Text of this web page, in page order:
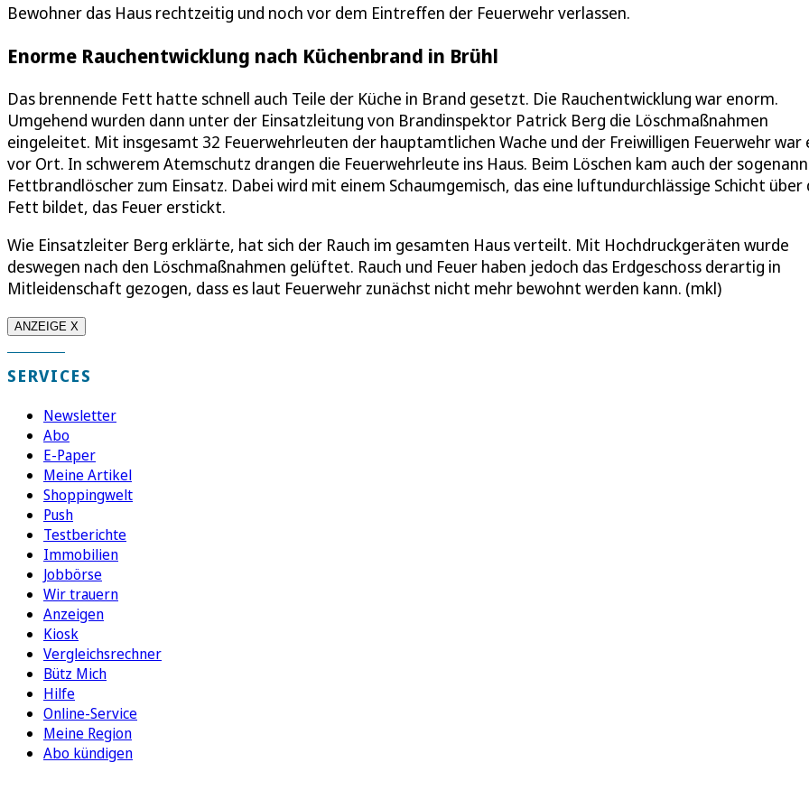
Bewohner das Haus rechtzeitig und noch vor dem Eintreffen der Feuerwehr verlassen.
Enorme Rauchentwicklung nach Küchenbrand in Brühl
Das brennende Fett hatte schnell auch Teile der Küche in Brand gesetzt. Die Rauchentwicklung war enorm.
Umgehend wurden dann unter der Einsatzleitung von Brandinspektor Patrick Berg die Löschmaßnahmen
eingeleitet. Mit insgesamt 32 Feuerwehrleuten der hauptamtlichen Wache und der Freiwilligen Feuerwehr war
vor Ort. In schwerem Atemschutz drangen die Feuerwehrleute ins Haus. Beim Löschen kam auch der
Fettbrandlöscher zum Einsatz. Dabei wird mit einem Schaumgemisch, das eine luftundurchlässige Schicht über
Fett bildet, das Feuer erstickt.
Wie Einsatzleiter Berg erklärte, hat sich der Rauch im gesamten Haus verteilt. Mit Hochdruckgeräten wurde
deswegen nach den Löschmaßnahmen gelüftet. Rauch und Feuer haben jedoch das Erdgeschoss derartig in
Mitleidenschaft gezogen, dass es laut Feuerwehr zunächst nicht mehr bewohnt werden kann. (mkl)
ANZEIGE X
SERVICES
Newsletter
Abo
E-Paper
Meine Artikel
Shoppingwelt
Push
Testberichte
Immobilien
Jobbörse
Wir trauern
Anzeigen
Kiosk
Vergleichsrechner
Bütz Mich
Hilfe
Online-Service
Meine Region
Abo kündigen